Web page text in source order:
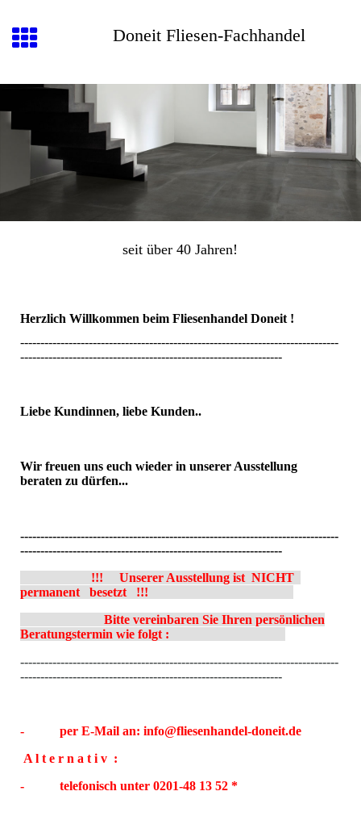
Doneit Fliesen-Fachhandel
seit über 40 Jahren!
Herzlich Willkommen beim Fliesenhandel Doneit !
-------------------------------------------------------------------------------
-----------------------------------------------------------------
Liebe Kundinnen, liebe Kunden..
Wir freuen uns euch wieder in unserer Ausstellung
beraten zu dürfen...
-------------------------------------------------------------------------------
-----------------------------------------------------------------
!!! Unserer Ausstellung ist NICHT
permanent besetzt !!!
Bitte vereinbaren Sie Ihren persönlichen
Beratungstermin wie folgt :
-------------------------------------------------------------------------------
-----------------------------------------------------------------
- per E-Mail an: info@fliesenhandel-doneit.de
A l t e r n a t i v :
- telefonisch unter 0201-48 13 52 *